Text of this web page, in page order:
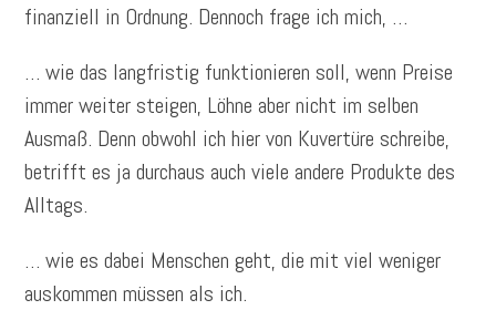
finanziell in Ordnung. Dennoch frage ich mich, …
… wie das langfristig funktionieren soll, wenn Preise
immer weiter steigen, Löhne aber nicht im selben
Ausmaß. Denn obwohl ich hier von Kuvertüre schreibe,
betrifft es ja durchaus auch viele andere Produkte des
Alltags.
… wie es dabei Menschen geht, die mit viel weniger
auskommen müssen als ich.